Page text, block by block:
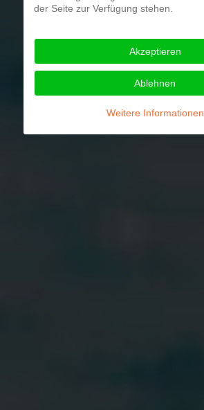
der Seite zur Verfügung stehen.
Akzeptieren
Ablehnen
Weitere Informationen